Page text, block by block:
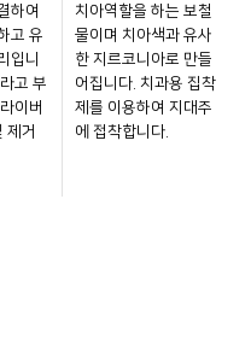
하여
고 유
입니
고 부
이버
제거
치아역할을 하는 보철
물이며 치아색과 유사
한 지르코니아로 만들
어집니다. 치과용 집착
제를 이용하여 지대주
에 접착합니다.